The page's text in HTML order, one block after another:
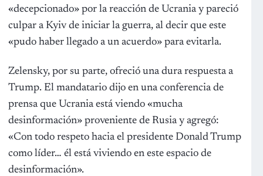
«decepcionado» por la reacción de Ucrania y pareció
culpar a Kyiv de iniciar la guerra, al decir que este
«pudo haber llegado a un acuerdo» para evitarla.
Zelensky, por su parte, ofreció una dura respuesta a
Trump. El mandatario dijo en una conferencia de
prensa que Ucrania está viendo «mucha
desinformación» proveniente de Rusia y agregó:
«Con todo respeto hacia el presidente Donald Trump
como líder… él está viviendo en este espacio de
desinformación».